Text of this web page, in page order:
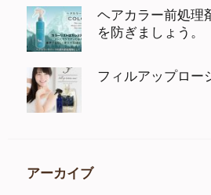
ヘアカラー前処理
を防ぎましょう。
フィルアップロー
アーカイブ